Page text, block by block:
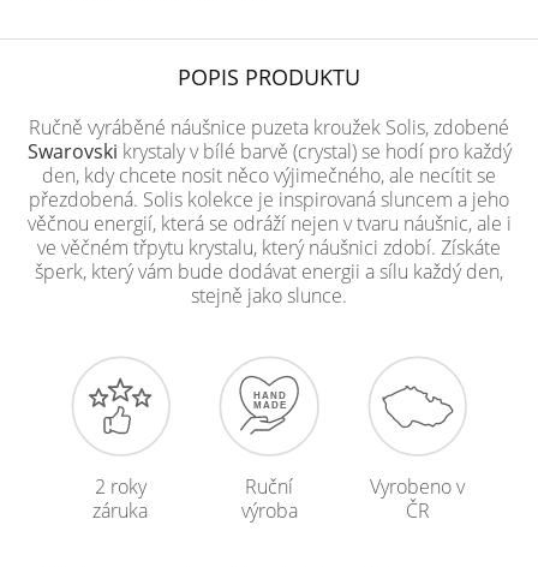
POPIS PRODUKTU
Ručně vyráběné náušnice puzeta kroužek Solis, zdobené
Swarovski krystaly v bílé barvě (crystal) se hodí pro každý
den, kdy chcete nosit něco výjimečného, ale necítit se
přezdobená. Solis kolekce je inspirovaná sluncem a jeho
věčnou energií, která se odráží nejen v tvaru náušnic, ale i
ve věčném třpytu krystalu, který náušnici zdobí. Získáte
šperk, který vám bude dodávat energii a sílu každý den,
stejně jako slunce.
2 roky
záruka
Ruční
výroba
Vyrobeno v
ČR